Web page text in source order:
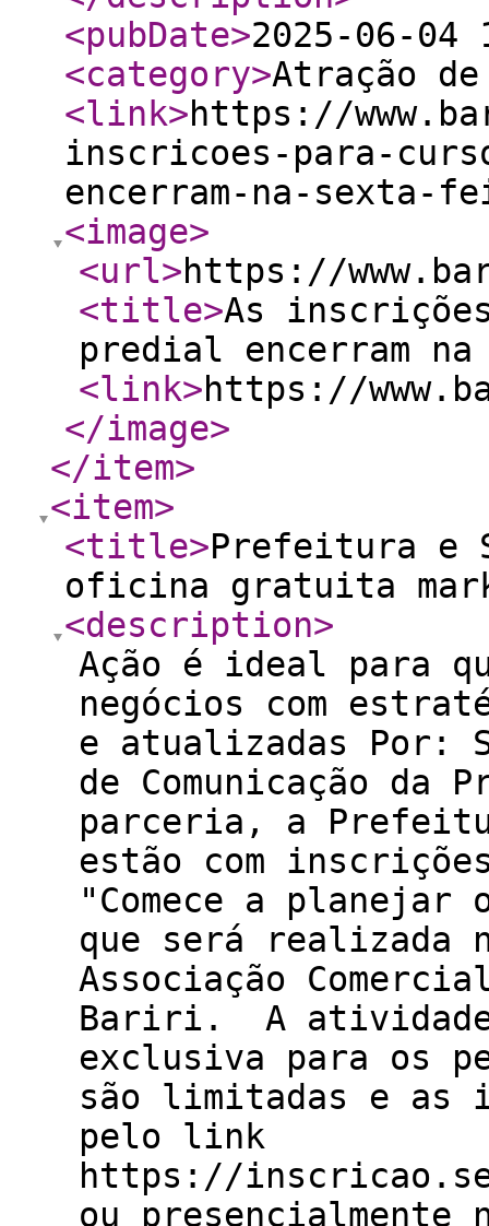
<pubDate>2025-06-04
<category>Atração
<link>https://
inscricoes-para-
encerram-na-sexta-
<image>
<url>https://
<title>As
predial encerram
<link>https://
</image>
</item>
<item>
<title>Prefeitura e
oficina gratuita
<description>
Ação é ideal para
negócios com
e atualizadas Por:
de Comunicação
parceria, a
estão com
"Comece a planejar
que será realizada
Associação
Bariri. A
exclusiva para os
são limitadas e as
pelo link
https://
ou presencialmente